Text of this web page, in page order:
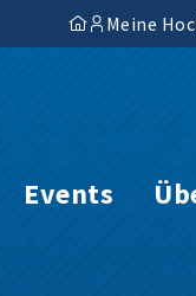
Meine
Events